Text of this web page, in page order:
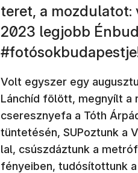
teret, a mozdulatot:
2023 legjobb
Volt egyszer egy
Lánchíd fölött, megnyílt
cseresznyefa a Tóth
tüntetésén, SUPoztunk a
lal, csúszdáztunk a
fényeiben, tudósítottunk